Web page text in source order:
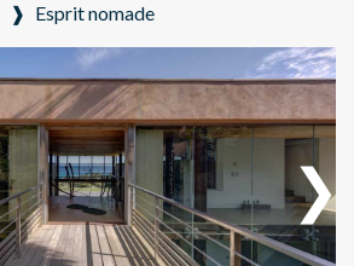
❱ Esprit nomade